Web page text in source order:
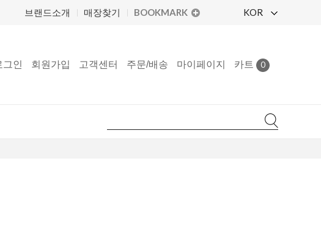
브랜드소개 매장찾기 BOOKMARK KOR
그인 회원가입 고객센터 주문/배송 마이페이지 카트 0